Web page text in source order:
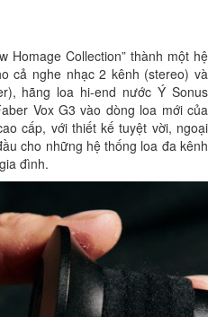
Homage Collection” thành một hệ
cả nghe nhạc 2 kênh (stereo) và
hãng loa hi-end nước Ý Sonus
Vox G3 vào dòng loa mới của
cấp, với thiết kế tuyệt vời, ngoại
cho những hệ thống loa đa kênh
đình.